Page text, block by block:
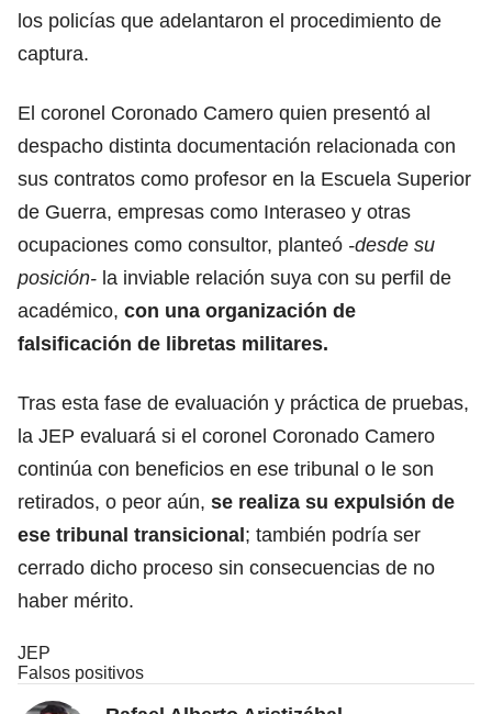
los policías que adelantaron el procedimiento de
captura.
El coronel Coronado Camero quien presentó al
despacho distinta documentación relacionada con
sus contratos como profesor en la Escuela Superior
de Guerra, empresas como Interaseo y otras
ocupaciones como consultor, planteó -desde su
posición- la inviable relación suya con su perfil de
académico, con una organización de
falsificación de libretas militares.
Tras esta fase de evaluación y práctica de pruebas,
la JEP evaluará si el coronel Coronado Camero
continúa con beneficios en ese tribunal o le son
retirados, o peor aún, se realiza su expulsión de
ese tribunal transicional; también podría ser
cerrado dicho proceso sin consecuencias de no
haber mérito.
JEP
Falsos positivos